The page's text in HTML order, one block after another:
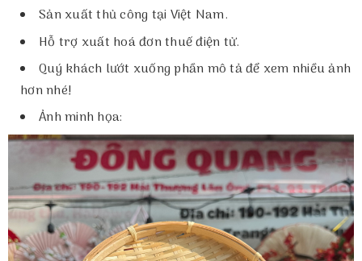
Sản xuất thủ công tại Việt Nam.
Hỗ trợ xuất hoá đơn thuế điện tử.
Quý khách lướt xuống phần mô tả để xem nhiều ảnh
hơn nhé!
Ảnh minh họa: